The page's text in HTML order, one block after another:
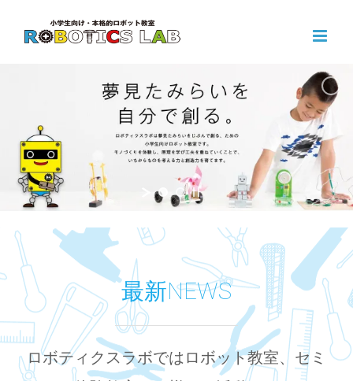
最新NEWS
ロボティクスラボではロボット教室、セミ